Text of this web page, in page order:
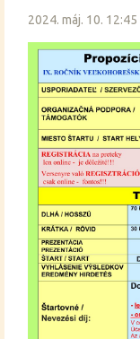
2024. máj. 10. 12:45